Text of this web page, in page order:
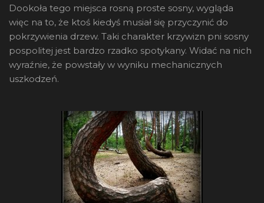
Dookoła tego miejsca rosną proste sosny, wygląda
więc na to, że ktoś kiedyś musiał się przyczynić do
pokrzywienia drzew. Taki charakter krzywizn pni sosny
pospolitej jest bardzo rzadko spotykany. Widać na nich
wyraźnie, że powstały w wyniku mechanicznych
uszkodzeń.